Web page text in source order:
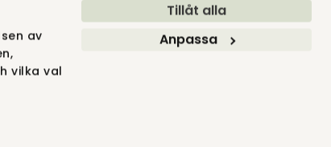
av
vilka val
Tillåt alla
Anpassa